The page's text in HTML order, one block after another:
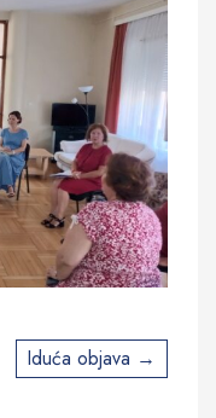
Iduća objava